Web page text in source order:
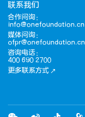
联系我们
合作问询：
info@onefoundation.cn
媒体问询：
ofpr@onefoundation.cn
咨询电话：
400 690 2700
更多联系方式